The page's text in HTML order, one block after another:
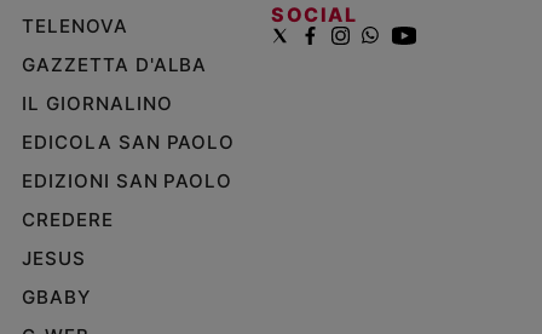
TELENOVA
GAZZETTA D'ALBA
IL GIORNALINO
EDICOLA SAN PAOLO
EDIZIONI SAN PAOLO
CREDERE
JESUS
GBABY
SOCIAL